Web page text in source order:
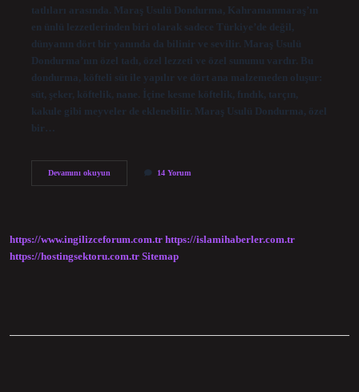
tatlıları arasında. Maraş Usulü Dondurma, Kahramanmaraş’ın
en ünlü lezzetlerinden biri olarak sadece Türkiye’de değil,
dünyanın dört bir yanında da bilinir ve sevilir. Maraş Usulü
Dondurma’nın özel tadı, özel lezzeti ve özel sunumu vardır. Bu
dondurma, köfteli süt ile yapılır ve dört ana malzemeden oluşur:
süt, şeker, köftelik, nane. İçine kesme köftelik, fındık, tarçın,
kakule gibi meyveler de eklenebilir. Maraş Usulü Dondurma, özel
bir…
Devamını okuyunKahramanmaraş’ın
14 Yorum
https://www.ingilizceforum.com.tr https://islamihaberler.com.tr
https://hostingsektoru.com.tr Sitemap